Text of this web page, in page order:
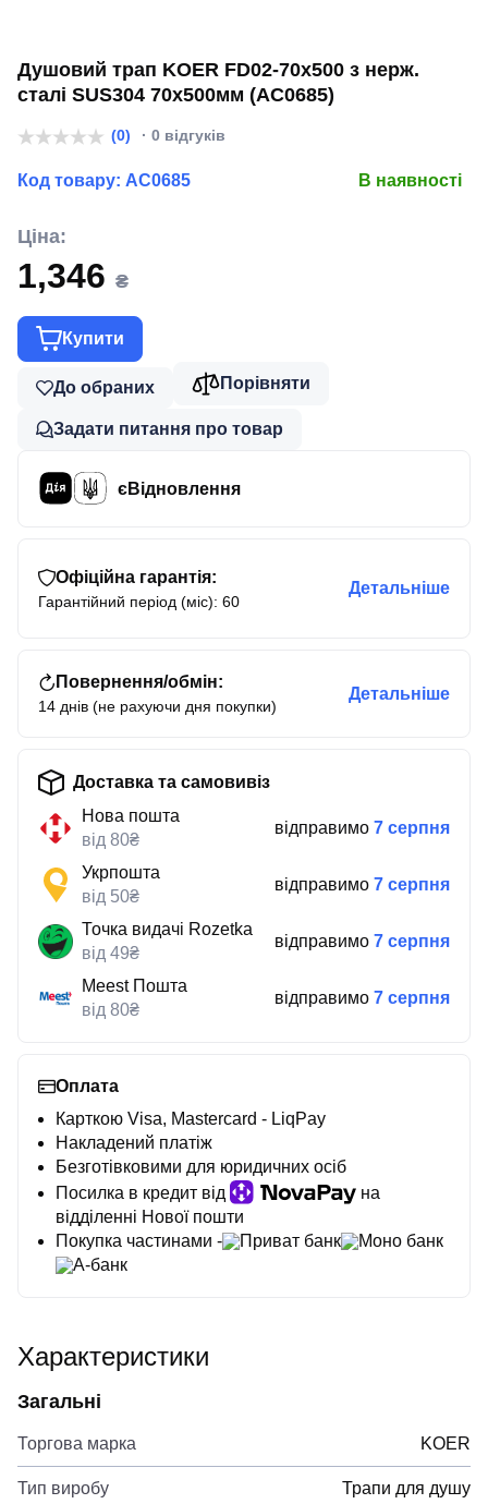
Душовий трап KOER FD02-70x500 з нерж.
сталі SUS304 70x500мм (AC0685)
(0) · 0 відгуків
Код товару: AC0685 В наявності
Ціна:
1,346 ₴
Купити
До обраних Порівняти
Задати питання про товар
єВідновлення
Офіційна гарантія:
Гарантійний період (міс): 60
Детальніше
Повернення/обмін:
14 днів (не рахуючи дня покупки)
Детальніше
Доставка та самовивіз
Нова пошта
від 80₴
відправимо 7 серпня
Укрпошта
від 50₴
відправимо 7 серпня
Точка видачі Rozetka
від 49₴
відправимо 7 серпня
Meest Пошта
від 80₴
відправимо 7 серпня
Оплата
Карткою Visa, Mastercard - LiqPay
Накладений платіж
Безготівковими для юридичних осіб
Посилка в кредит від
на
відділенні Нової пошти
Покупка частинами -
Приват банк
Моно банк
А-банк
Характеристики
Загальні
Торгова марка KOER
Тип виробу Трапи для душу